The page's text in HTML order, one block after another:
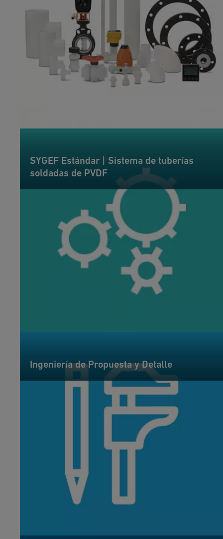
SYGEF Estándar | Sistema de tuberías
soldadas de PVDF
Ingeniería de Propuesta y Detalle